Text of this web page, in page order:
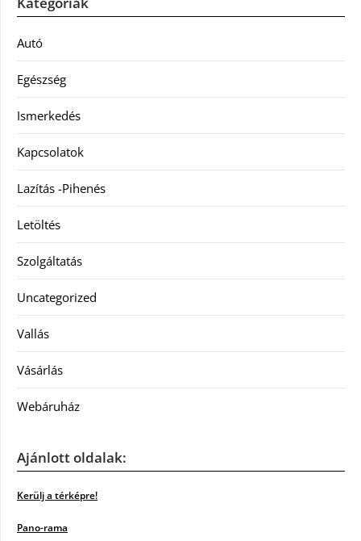
Autó
Egészség
Ismerkedés
Kapcsolatok
Lazítás -Pihenés
Letöltés
Szolgáltatás
Uncategorized
Vallás
Vásárlás
Webáruház
Ajánlott oldalak:
Kerülj a térképre!
Pano-rama